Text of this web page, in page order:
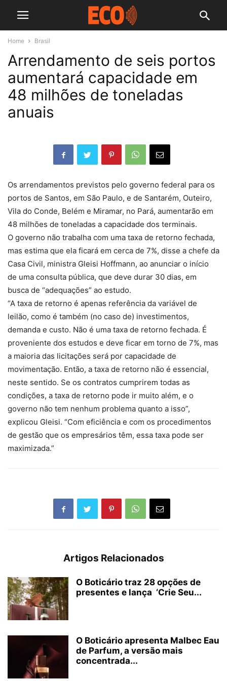
Home Brasil
Arrendamento de seis portos
aumentará capacidade em
48 milhões de toneladas
anuais
Os arrendamentos previstos pelo governo federal para os
portos de Santos, em São Paulo, e de Santarém, Outeiro,
Vila do Conde, Belém e Miramar, no Pará, aumentarão em
48 milhões de toneladas a capacidade dos terminais.
O governo não trabalha com uma taxa de retorno fechada,
mas estima que ela ficará em cerca de 7%, disse a chefe da
Casa Civil, ministra Gleisi Hoffmann, ao anunciar o início
de uma consulta pública, que deve durar 30 dias, em
busca de “adequações” ao estudo.
“A taxa de retorno é apenas referência da variável de
leilão, como é também (no caso de) investimentos,
demanda e custo. Não é uma taxa de retorno fechada. É
proveniente dos estudos e deve ficar em torno de 7%, mas
a maioria das licitações será por capacidade de
movimentação. Então, a taxa de retorno não é essencial,
neste sentido. Se os contratos cumprirem todas as
condições, a taxa de retorno pode ir muito além, e o
governo não tem nenhum problema quanto a isso”,
explicou Gleisi. “Com eficiência e com os procedimentos
de gestão que os empresários têm, essa taxa pode ser
maximizada.”
Artigos Relacionados
O Boticário traz 28 opções de
presentes e lança ‘Crie Seu...
O Boticário apresenta Malbec Eau
de Parfum, a versão mais
concentrada...